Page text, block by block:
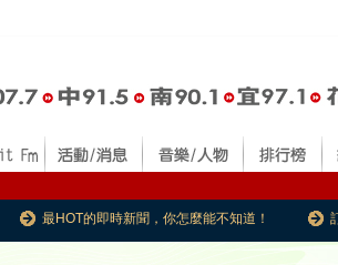
最HOT的即時新聞，你怎麼能不知道！